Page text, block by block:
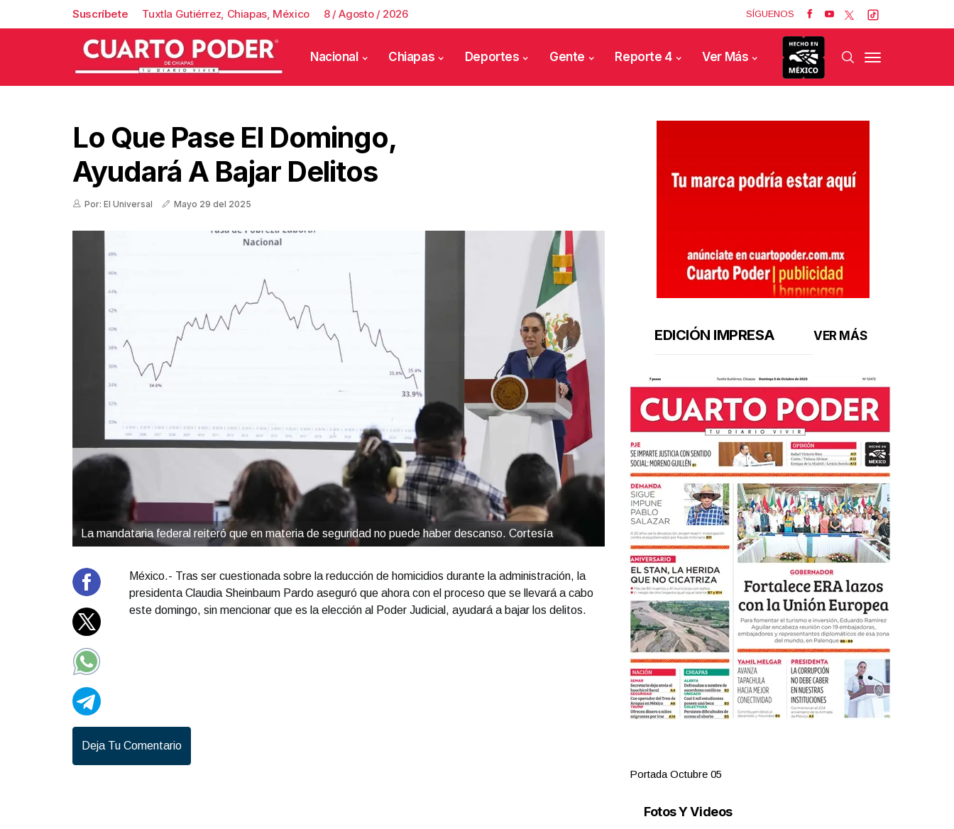
Suscríbete Tuxtla Gutiérrez, Chiapas, México 8 / Agosto / 2026 SÍGUENOS
Nacional Chiapas Deportes Gente Reporte 4 Ver Más
Lo Que Pase El Domingo,
Ayudará A Bajar Delitos
Por: El Universal Mayo 29 del 2025
La mandataria federal reiteró que en materia de seguridad no puede haber descanso. Cortesía
México.- Tras ser cuestionada sobre la reducción de homicidios durante la administración, la
presidenta Claudia Sheinbaum Pardo aseguró que ahora con el proceso que se llevará a cabo
este domingo, sin mencionar que es la elección al Poder Judicial, ayudará a bajar los delitos.
Deja Tu Comentario
EDICIÓN IMPRESA VER MÁS
Portada Octubre 05
Fotos Y Videos